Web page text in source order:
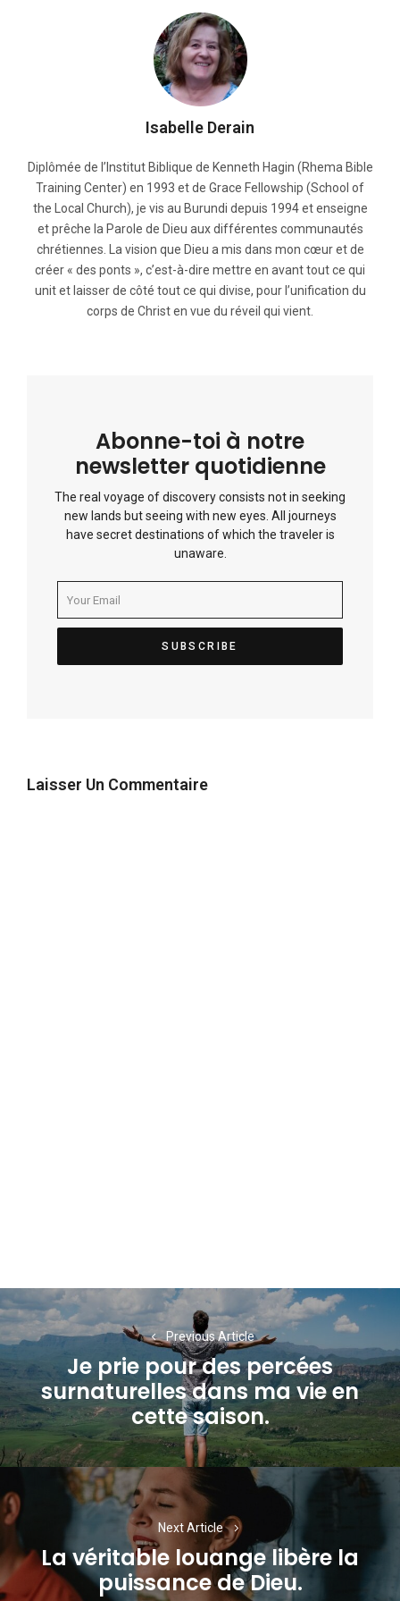
Isabelle Derain
Diplômée de l’Institut Biblique de Kenneth Hagin (Rhema Bible
Training Center) en 1993 et de Grace Fellowship (School of
the Local Church), je vis au Burundi depuis 1994 et enseigne
et prêche la Parole de Dieu aux différentes communautés
chrétiennes. La vision que Dieu a mis dans mon cœur et de
créer « des ponts », c’est-à-dire mettre en avant tout ce qui
unit et laisser de côté tout ce qui divise, pour l’unification du
corps de Christ en vue du réveil qui vient.
Abonne-toi à notre
newsletter quotidienne
The real voyage of discovery consists not in seeking
new lands but seeing with new eyes. All journeys
have secret destinations of which the traveler is
unaware.
Laisser Un Commentaire
Navigation
de
l’article
Previous Article
Previous
post:
Je prie pour des percées
surnaturelles dans ma vie en
cette saison.
Next Article
Next
post:
La véritable louange libère la
puissance de Dieu.